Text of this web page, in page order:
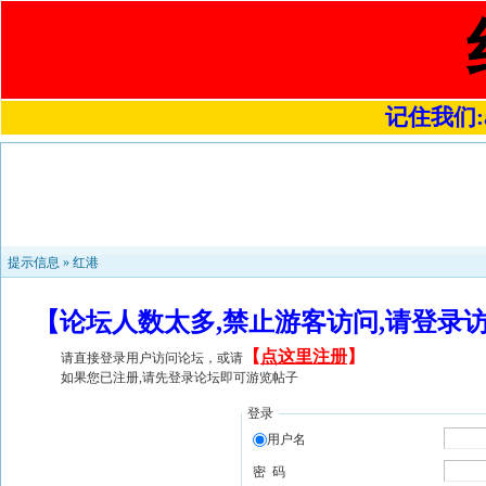
记住我们
提示信息 » 红港
【论坛人数太多,禁止游客访问,请登
请直接登录用户访问论坛，或请 【 点这里注册】
如果您已注册,请先登录论坛即可游览帖子
登录
用户名
密 码